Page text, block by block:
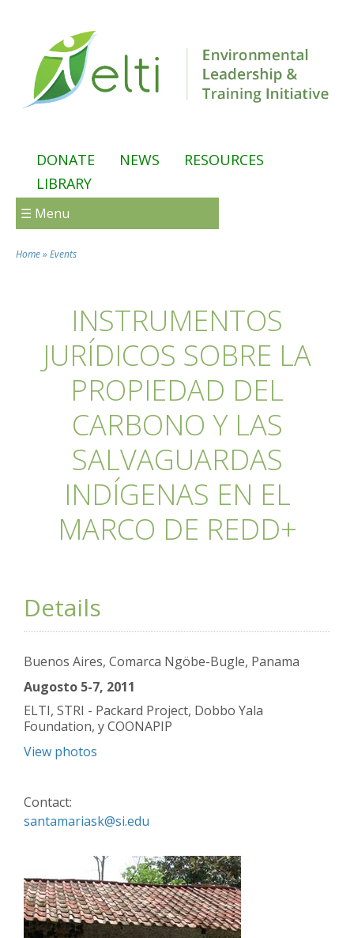
DONATE NEWS
RESOURCES
LIBRARY
☰ Menu
Home» Events
INSTRUMENTOS
JURÍDICOS SOBRE LA
PROPIEDAD DEL
CARBONO Y LAS
SALVAGUARDAS
INDÍGENAS EN EL
MARCO DE REDD+
Details
Buenos Aires, Comarca Ngöbe-Bugle, Panama
Augosto 5-7, 2011
ELTI, STRI - Packard Project, Dobbo Yala
Foundation, y COONAPIP
View photos
Contact:
santamariask@si.edu